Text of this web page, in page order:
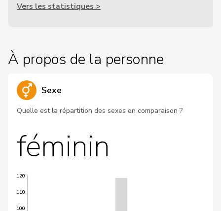
Vers les statistiques >
À propos de la personne
Sexe
Quelle est la répartition des sexes en comparaison ?
féminin
100
110
120